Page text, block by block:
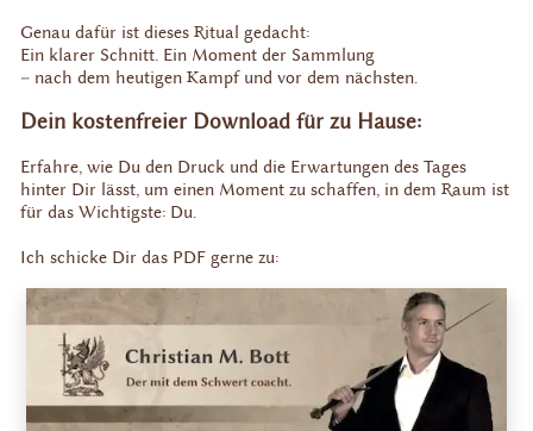
Genau dafür ist dieses Ritual gedacht:
Ein klarer Schnitt. Ein Moment der Sammlung
– nach dem heutigen Kampf und vor dem nächsten.
Dein kostenfreier Download für zu Hause:
Erfahre, wie Du den Druck und die Erwartungen des Tages
hinter Dir lässt, um einen Moment zu schaffen, in dem Raum ist
für das Wichtigste: Du.
Ich schicke Dir das PDF gerne zu: